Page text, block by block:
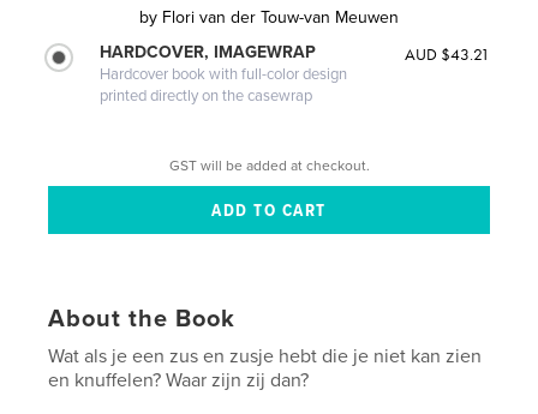
by Flori van der Touw-van Meuwen
HARDCOVER, IMAGEWRAP
Hardcover book with full-color design
printed directly on the casewrap
AUD $43.21
GST will be added at checkout.
About the Book
Wat als je een zus en zusje hebt die je niet kan zien
en knuffelen? Waar zijn zij dan?